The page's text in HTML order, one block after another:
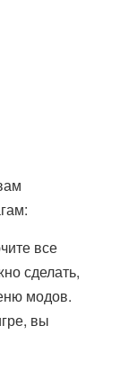
все
сделать,
модов.
вы